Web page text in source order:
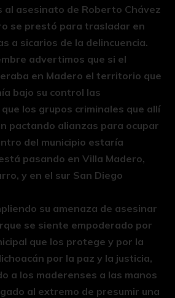
al asesinato de Roberto Chávez
se prestó para trasladar en
a sicarios de la delincuencia.
advertimos que si el
en Madero el territorio que
bajo su control las
los grupos criminales que allí
pactando alianzas para ocupar
del municipio estaría
pasando en Villa Madero,
y en el sur San Diego
su amenaza de asesinar
se siente empoderado por
que los protege y por la
por la paz y la justicia,
a los maderenses a las manos
al extremo de presumir una